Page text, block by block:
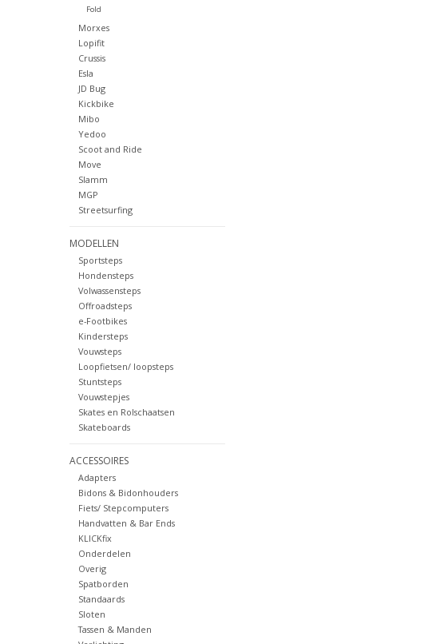
Fold
Morxes
Lopifit
Crussis
Esla
JD Bug
Kickbike
Mibo
Yedoo
Scoot and Ride
Move
Slamm
MGP
Streetsurfing
MODELLEN
Sportsteps
Hondensteps
Volwassensteps
Offroadsteps
e-Footbikes
Kindersteps
Vouwsteps
Loopfietsen/ loopsteps
Stuntsteps
Vouwstepjes
Skates en Rolschaatsen
Skateboards
ACCESSOIRES
Adapters
Bidons & Bidonhouders
Fiets/ Stepcomputers
Handvatten & Bar Ends
KLICKfix
Onderdelen
Overig
Spatborden
Standaards
Sloten
Tassen & Manden